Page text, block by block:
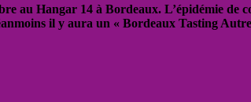
au Hangar 14 à Bordeaux. L’épidémie de
il y aura un « Bordeaux Tasting